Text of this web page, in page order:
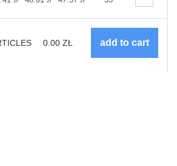
0.00 ZŁ